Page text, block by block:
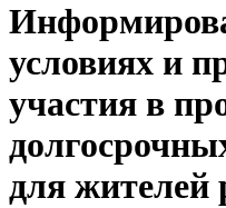
условиях и
участия в
для жителей